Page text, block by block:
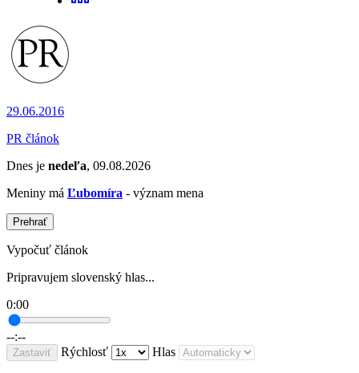
29.06.2016
PR článok
Dnes je nedeľa, 09.08.2026
Meniny má Ľubomíra - význam mena
Prehrať
Vypočuť článok
Pripravujem slovenský hlas...
0:00
--:--
Zastaviť Rýchlosť Hlas